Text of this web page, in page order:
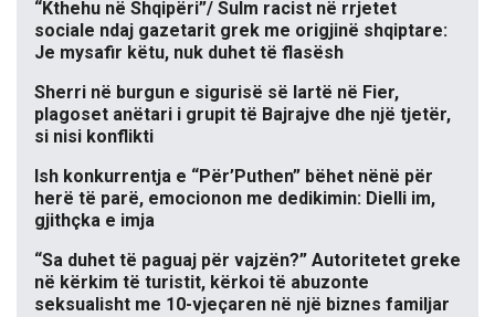
“Kthehu në Shqipëri”/ Sulm racist në rrjetet
sociale ndaj gazetarit grek me origjinë shqiptare:
Je mysafir këtu, nuk duhet të flasësh
Sherri në burgun e sigurisë së lartë në Fier,
plagoset anëtari i grupit të Bajrajve dhe një tjetër,
si nisi konflikti
Ish konkurrentja e “Për’Puthen” bëhet nënë për
herë të parë, emocionon me dedikimin: Dielli im,
gjithçka e imja
“Sa duhet të paguaj për vajzën?” Autoritetet greke
në kërkim të turistit, kërkoi të abuzonte
seksualisht me 10-vjeçaren në një biznes familjar